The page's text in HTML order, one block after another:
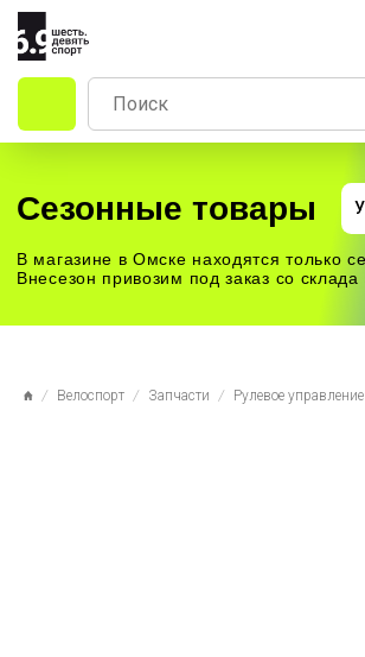
Сезонные товары
В магазине в Омске находятся только сезонные товары.
Внесезон привозим под заказ со склада за 1-3 дня.
Велоспорт Запчасти Рулевое управление